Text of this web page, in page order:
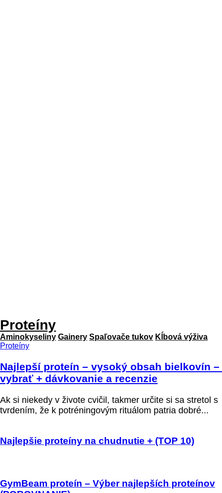
Proteíny
Aminokyseliny Gainery Spaľovače tukov Kĺbová výživa
Proteíny
Najlepší proteín – vysoký obsah bielkovín –
vybrať + dávkovanie a recenzie
Ak si niekedy v živote cvičil, takmer určite si sa stretol s
tvrdením, že k potréningovým rituálom patria dobré...
Najlepšie proteíny na chudnutie + (TOP 10)
GymBeam proteín – Výber najlepších proteínov